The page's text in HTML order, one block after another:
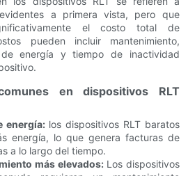
a primera vista, pero que
el costo total de
pueden incluir mantenimiento,
de energía y tiempo de inactividad
en dispositivos RLT
energía:los dispositivos RLT baratos
energía, lo que genera facturas de
a lo largo del tiempo.
más elevados:Los dispositivos